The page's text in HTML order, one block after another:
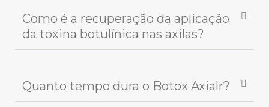
Como é a recuperação da aplicação
da toxina botulínica nas axilas?
Quanto tempo dura o Botox Axialr?